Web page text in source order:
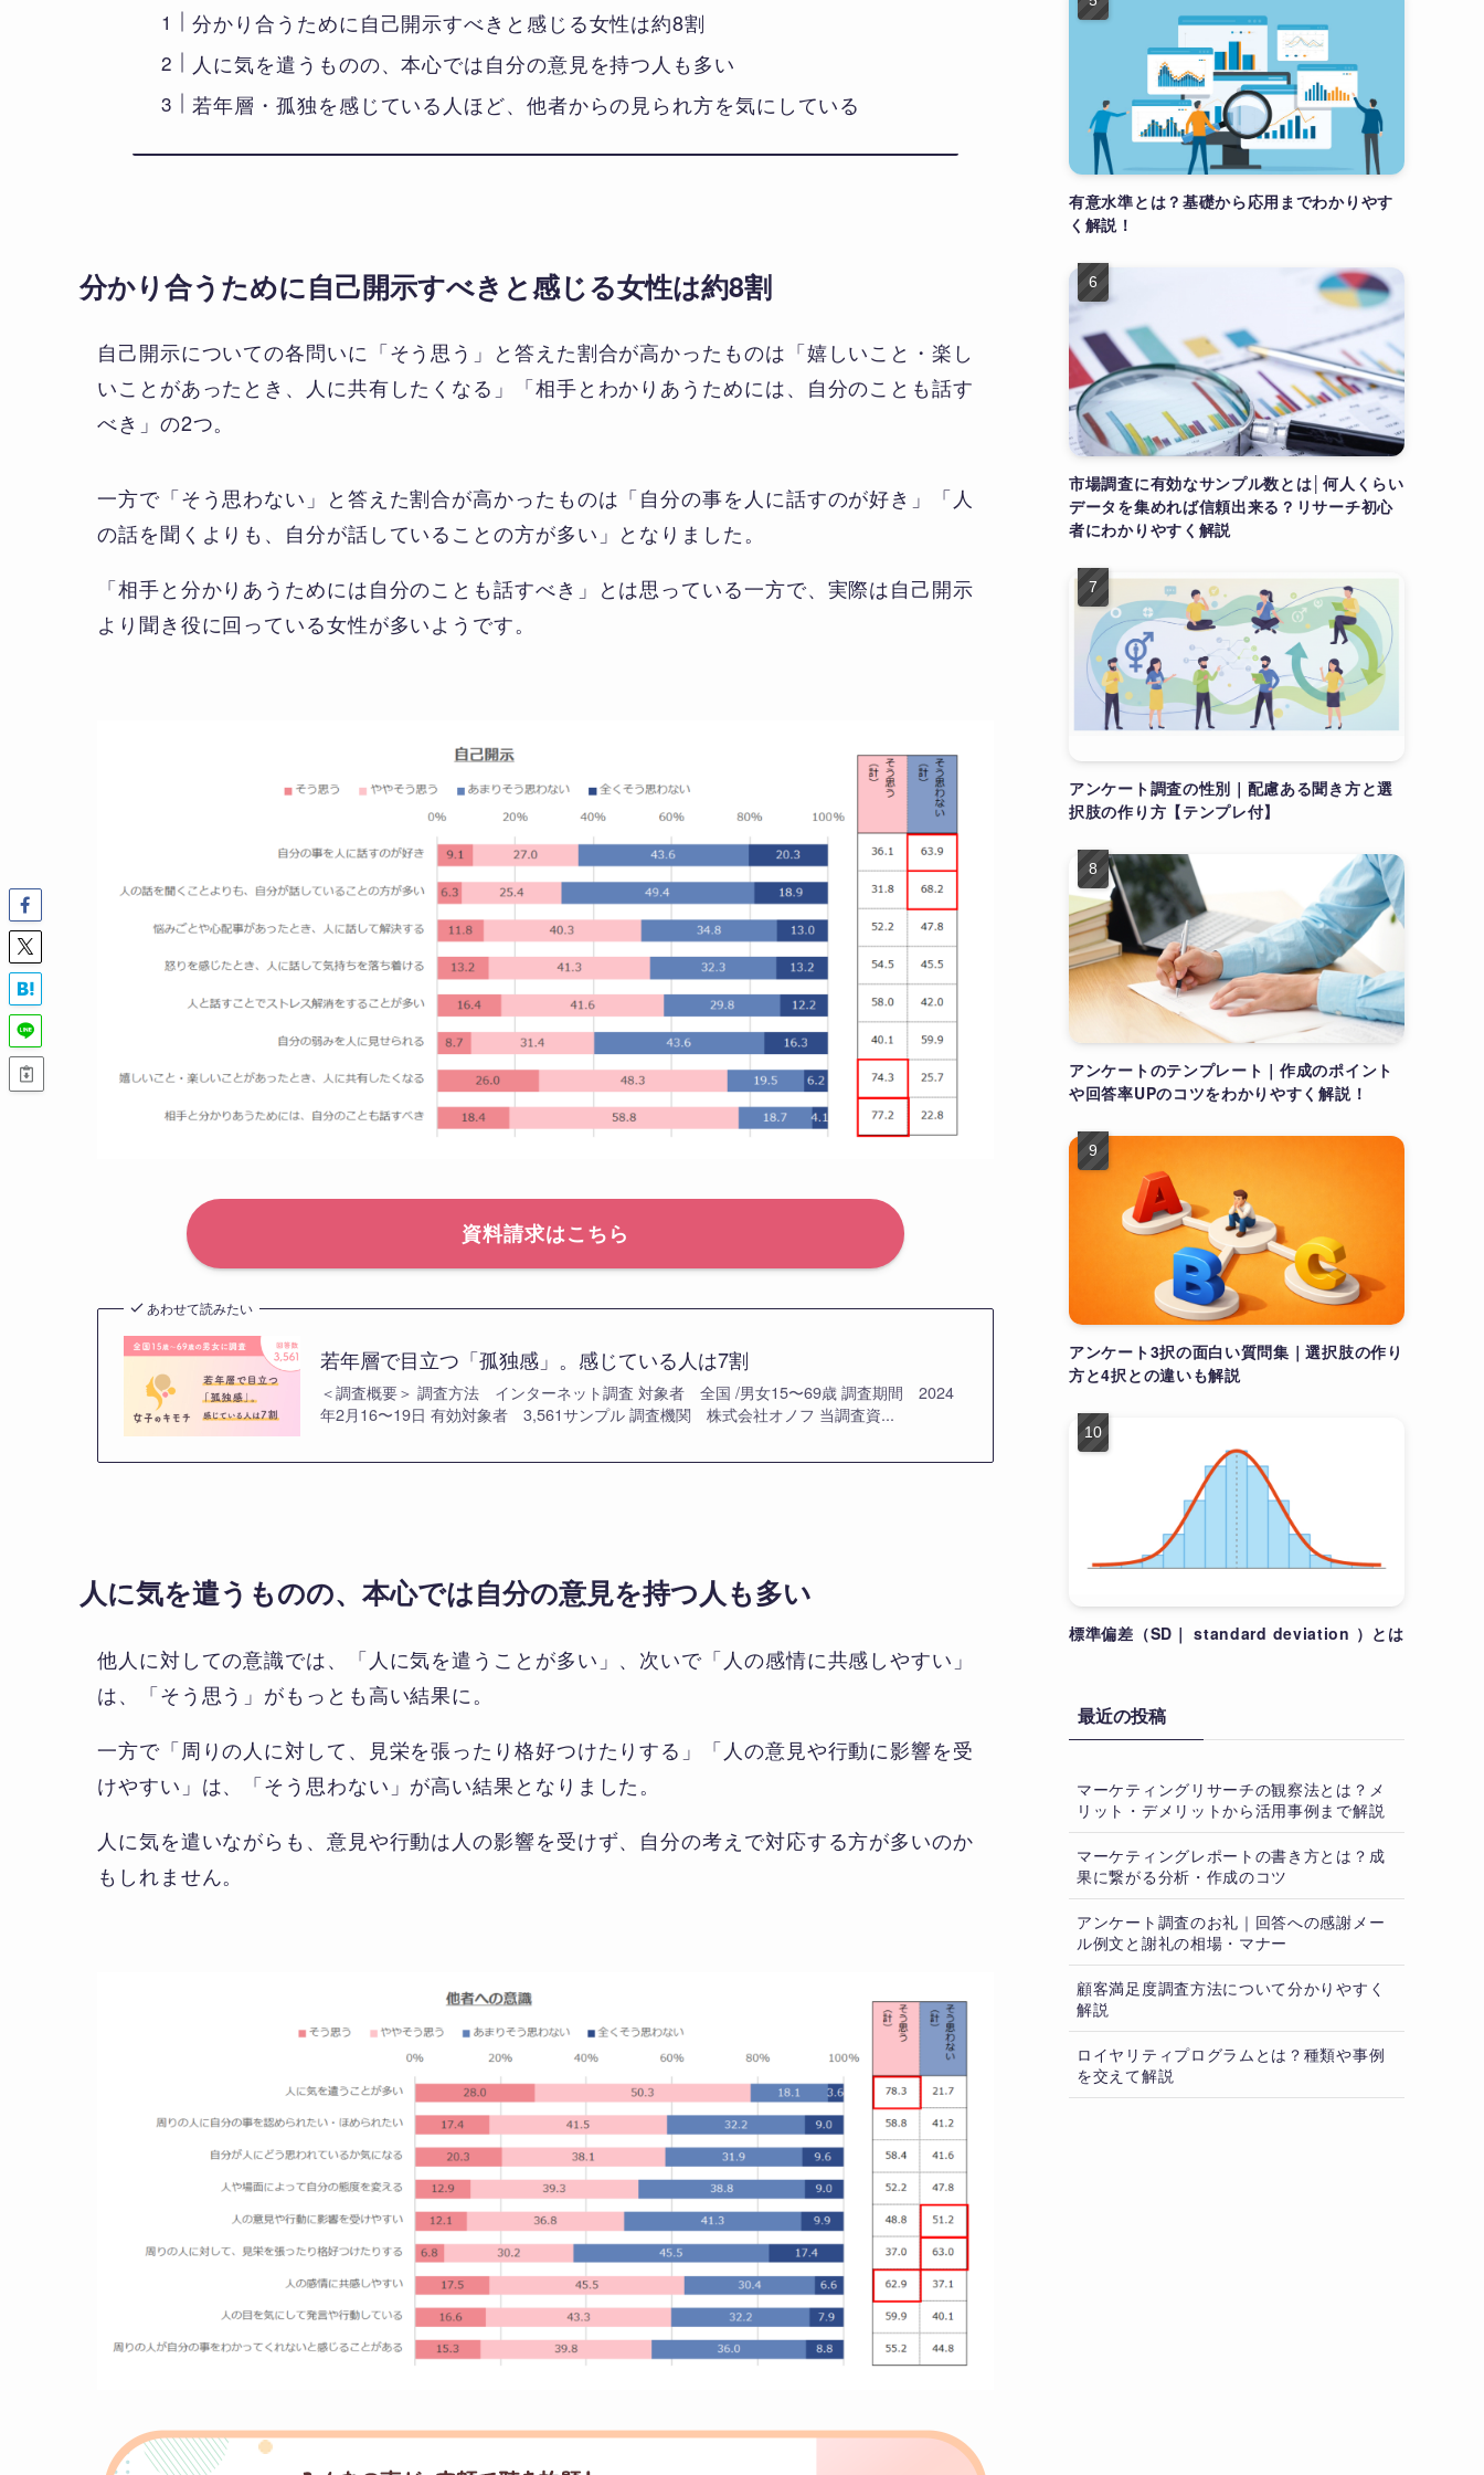
分かり合うために自己開示すべきと感じる女性は約8割
人に気を遣うものの、本心では自分の意見を持つ人も多い
若年層・孤独を感じている人ほど、他者からの見られ方を気にしている
分かり合うために自己開示すべきと感じる女性は約8割
自己開示についての各問いに「そう思う」と答えた割合が高かったものは「嬉しいこと・楽し
いことがあったとき、人に共有したくなる」「相手とわかりあうためには、自分のことも話す
べき」の2つ。
一方で「そう思わない」と答えた割合が高かったものは「自分の事を人に話すのが好き」「人
の話を聞くよりも、自分が話していることの方が多い」となりました。
「相手と分かりあうためには自分のことも話すべき」とは思っている一方で、実際は自己開示
より聞き役に回っている女性が多いようです。
資料請求はこちら
あわせて読みたい
若年層で目立つ「孤独感」。感じている人は7割
＜調査概要＞ 調査方法 インターネット調査 対象者 全国 /男女15〜69歳 調査期間 2024
年2月16〜19日 有効対象者 3,561サンプル 調査機関 株式会社オノフ 当調査資...
人に気を遣うものの、本心では自分の意見を持つ人も多い
他人に対しての意識では、「人に気を遣うことが多い」、次いで「人の感情に共感しやすい」
は、「そう思う」がもっとも高い結果に。
一方で「周りの人に対して、見栄を張ったり格好つけたりする」「人の意見や行動に影響を受
けやすい」は、「そう思わない」が高い結果となりました。
人に気を遣いながらも、意見や行動は人の影響を受けず、自分の考えで対応する方が多いのか
もしれません。
有意水準とは？基礎から応用までわかりやす
く解説！
市場調査に有効なサンプル数とは│何人くらい
データを集めれば信頼出来る？リサーチ初心
者にわかりやすく解説
アンケート調査の性別｜配慮ある聞き方と選
択肢の作り方【テンプレ付】
アンケートのテンプレート｜作成のポイント
や回答率UPのコツをわかりやすく解説！
アンケート3択の面白い質問集｜選択肢の作り
方と4択との違いも解説
標準偏差（SD｜ standard deviation ）とは
最近の投稿
マーケティングリサーチの観察法とは？メ
リット・デメリットから活用事例まで解説
マーケティングレポートの書き方とは？成
果に繋がる分析・作成のコツ
アンケート調査のお礼｜回答への感謝メー
ル例文と謝礼の相場・マナー
顧客満足度調査方法について分かりやすく
解説
ロイヤリティプログラムとは？種類や事例
を交えて解説